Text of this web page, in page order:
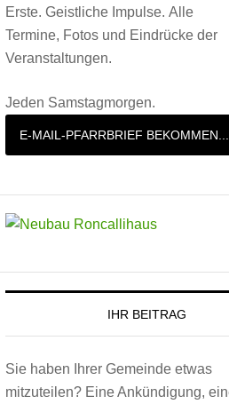
Erste. Geistliche Impulse. Alle
Termine, Fotos und Eindrücke der
Veranstaltungen.
Jeden Samstagmorgen.
E-MAIL-PFARRBRIEF BEKOMMEN...
IHR BEITRAG
Sie haben Ihrer Gemeinde etwas
mitzuteilen? Eine Ankündigung,